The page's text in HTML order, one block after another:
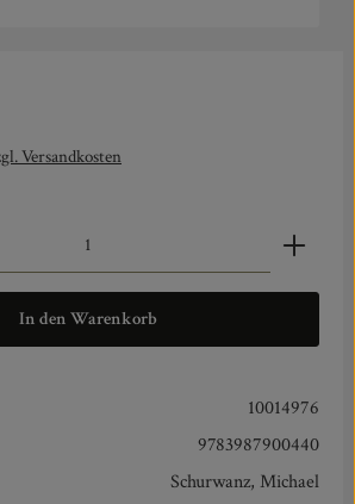
Versandkosten
Gib den gewünschten Wert ein oder
In den Warenkorb
10014976
9783987900440
Schurwanz, Michael